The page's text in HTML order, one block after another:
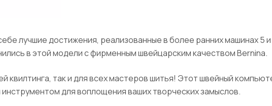
лучшие достижения, реализованные в более ранних машинах 5
в этой модели с фирменным швейцарским качеством Bernina.
квилтинга, так и для всех мастеров шитья! Этот швейный
для воплощения ваших творческих замыслов.